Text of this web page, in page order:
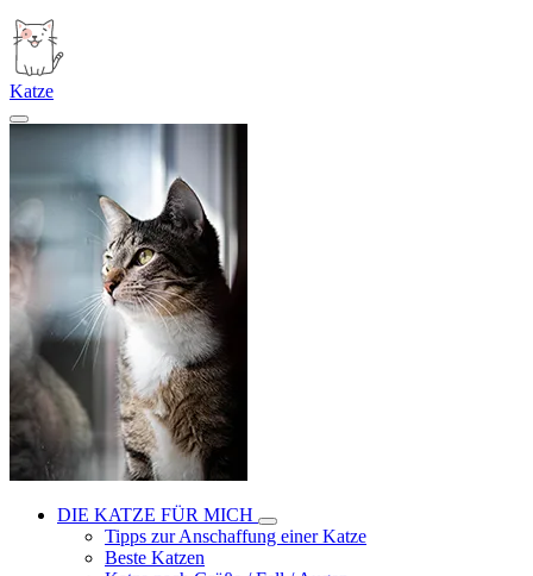
Katze
DIE KATZE FÜR MICH
Tipps zur Anschaffung einer Katze
Beste Katzen